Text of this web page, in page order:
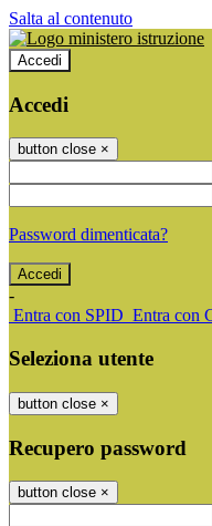
Salta al contenuto
Accedi
Accedi
button close ×
Password dimenticata?
-
Entra con SPID Entra con
Seleziona utente
button close ×
Recupero password
button close ×